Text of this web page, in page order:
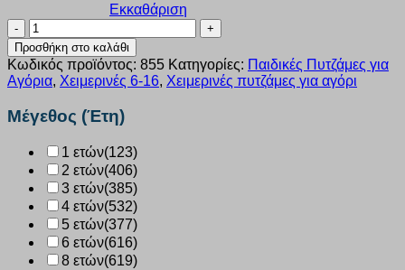
Εκκαθάριση
ΡΟΜΠΑ
αγόρι
galaxy
fleece
“football”
γκρί
855
Προσθήκη στο καλάθι
Κωδικός προϊόντος: 855 Κατηγορίες: Παιδικές Πυτζάμες για
Αγόρια, Χειμερινές 6-16, Χειμερινές πυτζάμες για αγόρι
Μέγεθος (Έτη)
1 ετών(123)
2 ετών(406)
3 ετών(385)
4 ετών(532)
5 ετών(377)
6 ετών(616)
8 ετών(619)